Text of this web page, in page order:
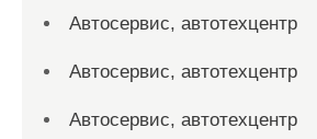
Автосервис, автотехцентр
Автосервис, автотехцентр
Автосервис, автотехцентр